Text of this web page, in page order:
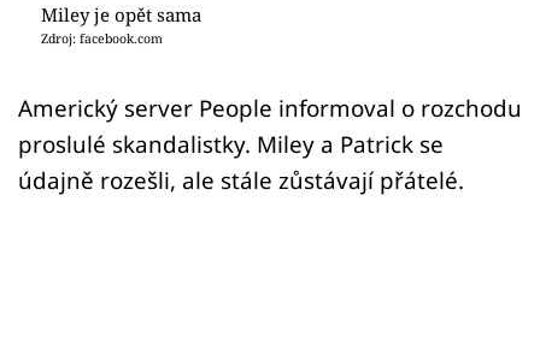
Přihlášení
Sledujte nás
Miley je opět sama
Zdroj: facebook.com
Americký server People informoval o rozchodu
proslulé skandalistky. Miley a Patrick se
údajně rozešli, ale stále zůstávají přátelé.